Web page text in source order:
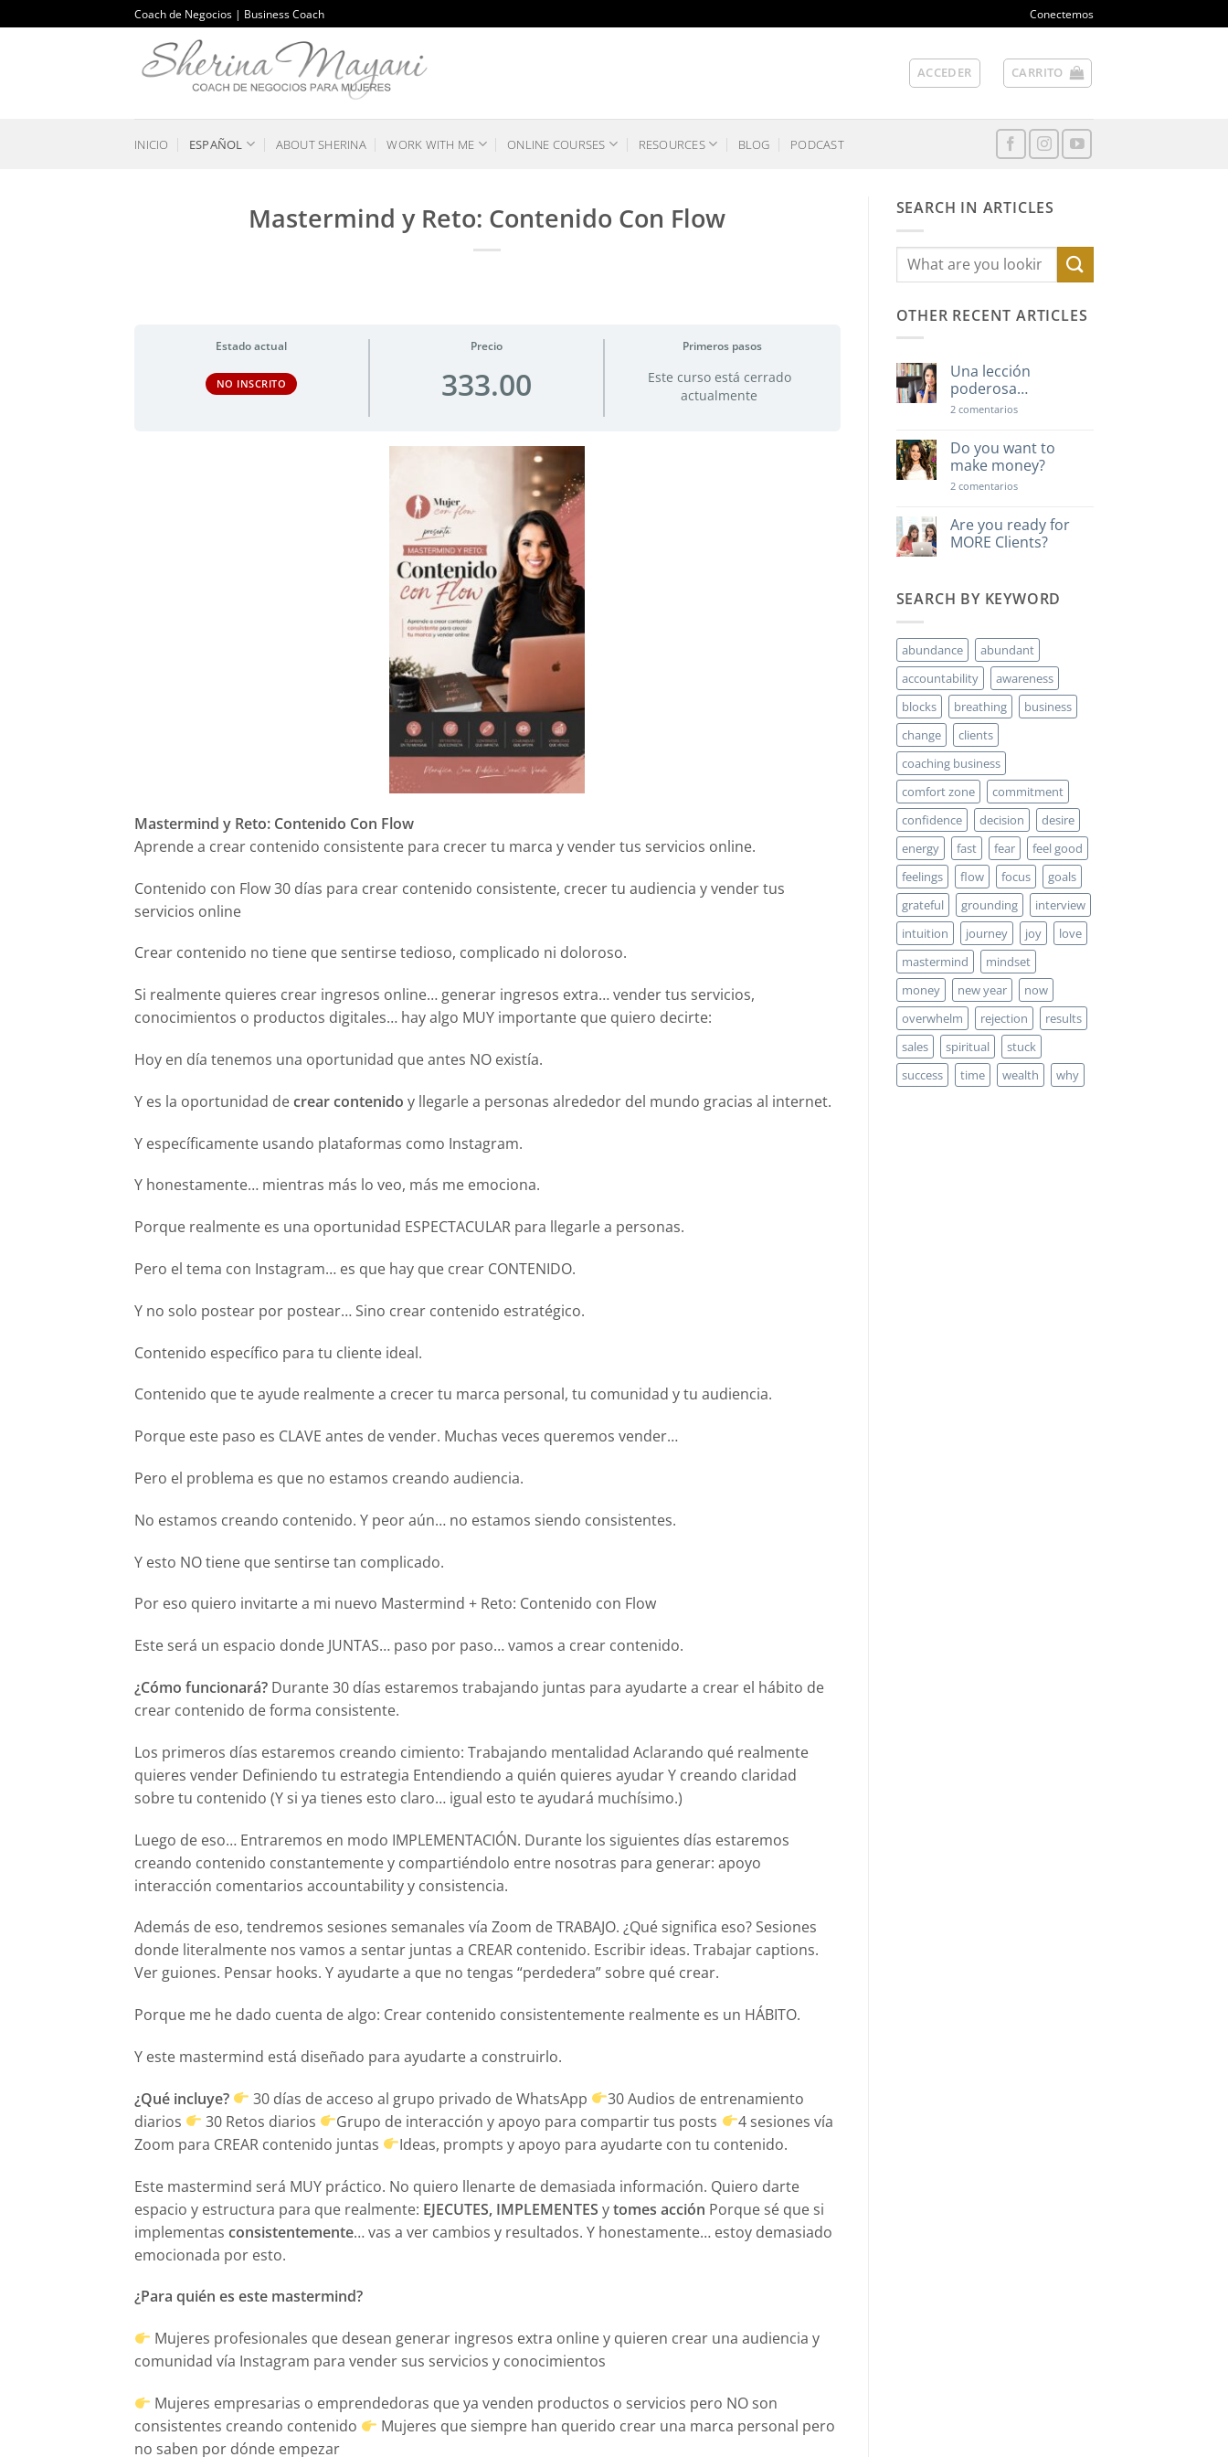
al
Coach de Negocios | Business Coach Conectemos
ACCEDER CARRITO
INICIO ESPAÑOL ABOUT SHERINA WORK WITH ME ONLINE COURSES RESOURCES BLOG PODCAST
Mastermind y Reto: Contenido Con Flow
Estado actual
NO INSCRITO
Precio
333.00
Primeros pasos
Este curso está cerrado
actualmente
Mastermind y Reto: Contenido Con Flow
Aprende a crear contenido consistente para crecer tu marca y vender tus servicios online.
Contenido con Flow 30 días para crear contenido consistente, crecer tu audiencia y vender tus
servicios online
Crear contenido no tiene que sentirse tedioso, complicado ni doloroso.
Si realmente quieres crear ingresos online… generar ingresos extra… vender tus servicios,
conocimientos o productos digitales… hay algo MUY importante que quiero decirte:
Hoy en día tenemos una oportunidad que antes NO existía.
Y es la oportunidad decrear contenido y llegarle a personas alrededor del mundo gracias al internet.
Y específicamente usando plataformas como Instagram.
Y honestamente… mientras más lo veo, más me emociona.
Porque realmente es una oportunidad ESPECTACULAR para llegarle a personas.
Pero el tema con Instagram… es que hay que crear CONTENIDO.
Y no solo postear por postear… Sino crear contenido estratégico.
Contenido específico para tu cliente ideal.
Contenido que te ayude realmente a crecer tu marca personal, tu comunidad y tu audiencia.
Porque este paso es CLAVE antes de vender. Muchas veces queremos vender…
Pero el problema es que no estamos creando audiencia.
No estamos creando contenido. Y peor aún… no estamos siendo consistentes.
Y esto NO tiene que sentirse tan complicado.
Por eso quiero invitarte a mi nuevo Mastermind + Reto: Contenido con Flow
Este será un espacio donde JUNTAS… paso por paso… vamos a crear contenido.
¿Cómo funcionará? Durante 30 días estaremos trabajando juntas para ayudarte a crear el hábito de
crear contenido de forma consistente.
Los primeros días estaremos creando cimiento: Trabajando mentalidad Aclarando qué realmente
quieres vender Definiendo tu estrategia Entendiendo a quién quieres ayudar Y creando claridad
sobre tu contenido (Y si ya tienes esto claro… igual esto te ayudará muchísimo.)
Luego de eso… Entraremos en modo IMPLEMENTACIÓN. Durante los siguientes días estaremos
creando contenido constantemente y compartiéndolo entre nosotras para generar: apoyo
interacción comentarios accountability y consistencia.
Además de eso, tendremos sesiones semanales vía Zoom de TRABAJO. ¿Qué significa eso? Sesiones
donde literalmente nos vamos a sentar juntas a CREAR contenido. Escribir ideas. Trabajar captions.
Ver guiones. Pensar hooks. Y ayudarte a que no tengas “perdedera” sobre qué crear.
Porque me he dado cuenta de algo: Crear contenido consistentemente realmente es un HÁBITO.
Y este mastermind está diseñado para ayudarte a construirlo.
¿Qué incluye? 30 días de acceso al grupo privado de WhatsApp
30 Audios de entrenamiento
diarios
30 Retos diarios Grupo de interacción y apoyo para compartir tus posts
4 sesiones vía
Zoom para CREAR contenido juntas
Ideas, prompts y apoyo para ayudarte con tu contenido.
Este mastermind será MUY práctico. No quiero llenarte de demasiada información. Quiero darte
espacio y estructura para que realmente: EJECUTES, IMPLEMENTES ytomes acción Porque sé que si
implementas consistentemente… vas a ver cambios y resultados. Y honestamente… estoy demasiado
emocionada por esto.
¿Para quién es este mastermind?
Mujeres profesionales que desean generar ingresos extra online y quieren crear una audiencia y
comunidad vía Instagram para vender sus servicios y conocimientos
Mujeres empresarias o emprendedoras que ya venden productos o servicios pero NO son
consistentes creando contenido
Mujeres que siempre han querido crear una marca personal pero
no saben por dónde empezar
SEARCH IN ARTICLES
OTHER RECENT ARTICLES
Una lección
poderosa…
2 comentariosen
poderosa…
Do you want to
make money?
2 comentariosen
want
to
make
Are you ready for
MORE Clients?
en
Are
MORE
Clients?
SEARCH BY KEYWORD
abundance
abundant
accountability
awareness
blocks
breathing
business
change
clients
coaching business
comfort zone
commitment
confidence
decision
desire
energy
fast fear
feel good
feelings
flow focus
goals
grateful
grounding
interview
intuition
journey joy
love
mastermind
mindset
money
new year
now
overwhelm
rejection
results
sales
spiritual
stuck
success
time wealth why